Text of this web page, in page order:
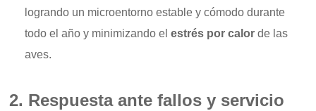
logrando un microentorno estable y cómodo durante
todo el año y minimizando elestrés por calor de las
aves.
2. Respuesta ante fallos y servicio